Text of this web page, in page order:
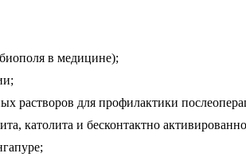
в медицине);
растворов для профилактики
католита и бесконтактно